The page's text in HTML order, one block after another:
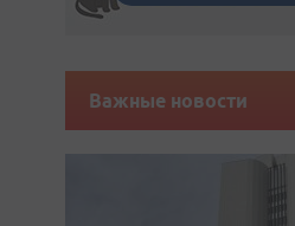
Важные новости